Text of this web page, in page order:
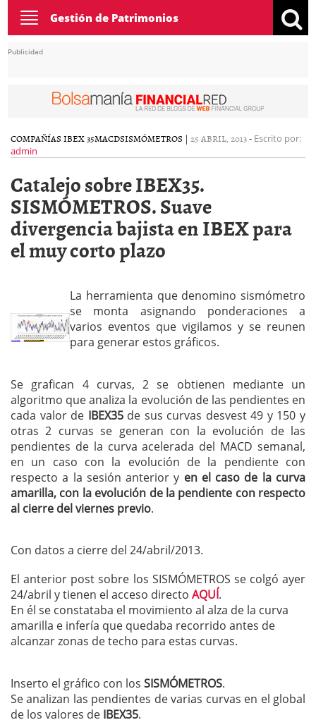
Toggle
navigation
Gestión de Patrimonios
Publicidad
COMPAÑÍAS IBEX 35MACDSISMÓMETROS | 25 ABRIL, 2013- Escrito por:
admin
Catalejo sobre IBEX35.
SISMÓMETROS. Suave
divergencia bajista en IBEX para
el muy corto plazo
La herramienta que denomino sismómetro
se monta asignando ponderaciones a
varios eventos que vigilamos y se reunen
para generar estos gráficos.
Se grafican 4 curvas, 2 se obtienen mediante un
algoritmo que analiza la evolución de las pendientes en
cada valor de IBEX35de sus curvas desvest 49 y 150 y
otras 2 curvas se generan con la evolución de las
pendientes de la curva acelerada del MACD semanal,
en un caso con la evolución de la pendiente con
respecto a la sesión anterior y en el caso de la curva
amarilla, con la evolución de la pendiente con respecto
al cierre del viernes previo.
Con datos a cierre del 24/abril/2013.
El anterior post sobre los SISMÓMETROS se colgó ayer
24/abril y tienen el acceso directo AQUÍ.
En él se constataba el movimiento al alza de la curva
amarilla e infería que quedaba recorrido antes de
alcanzar zonas de techo para estas curvas.
Inserto el gráfico con los SISMÓMETROS.
Se analizan las pendientes de varias curvas en el global
de los valores de IBEX35.